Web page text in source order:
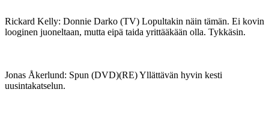
Rickard Kelly: Donnie Darko (TV) Lopultakin näin tämän. Ei kovin
looginen juoneltaan, mutta eipä taida yrittääkään olla. Tykkäsin.
Jonas Åkerlund: Spun (DVD)(RE) Yllättävän hyvin kesti
uusintakatselun.